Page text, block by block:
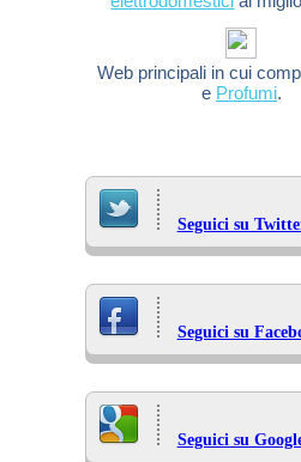
Web principali in cui
e Profumi.
Seguici su
Seguici su
Seguici su